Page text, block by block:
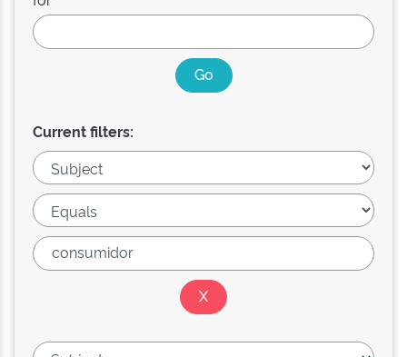
Current filters: